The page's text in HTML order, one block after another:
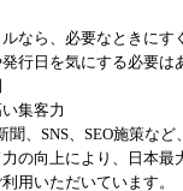
なら、必要なときに
行日を気にする必要は
集客力
聞、SNS、SEO施策な
の向上により、日本
用いただいています。